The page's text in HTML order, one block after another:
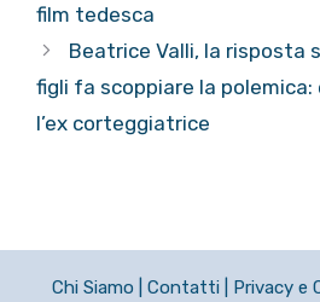
film tedesca
Beatrice Valli, la risposta
figli fa scoppiare la
l’ex corteggiatrice
Chi Siamo Contatti Privacy e